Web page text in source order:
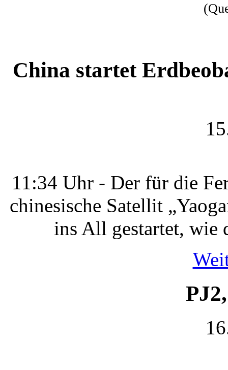
China startet
11:34 Uhr - Der für die
chinesische Satellit
ins All gestartet, wie